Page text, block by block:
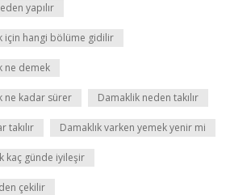
yapılır
için hangi bölüme gidilir
ne demek
ne kadar sürer Damaklik neden takılır
takılır Damaklık varken yemek yenir mi
kaç günde iyileşir
çekilir